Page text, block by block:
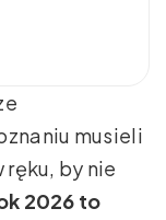
musieli
by nie
2026 to